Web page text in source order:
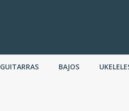
GUITARRAS BAJOS